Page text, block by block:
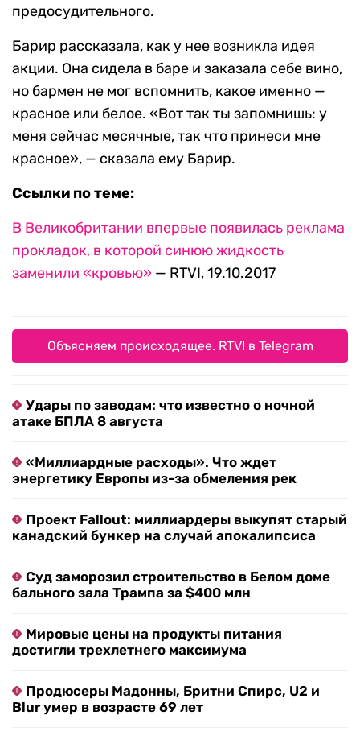
предосудительного.
Барир рассказала, как у нее возникла идея
акции. Она сидела в баре и заказала себе вино,
но бармен не мог вспомнить, какое именно —
красное или белое. «Вот так ты запомнишь: у
меня сейчас месячные, так что принеси мне
красное», — сказала ему Барир.
Ссылки по теме:
В Великобритании впервые появилась реклама
прокладок, в которой синюю жидкость
заменили «кровью» — RTVI, 19.10.2017
Объясняем происходящее. RTVI в Telegram
Удары по заводам: что известно о ночной
атаке БПЛА 8 августа
«Миллиардные расходы». Что ждет
энергетику Европы из-за обмеления рек
Проект Fallout: миллиардеры выкупят старый
канадский бункер на случай апокалипсиса
Суд заморозил строительство в Белом доме
бального зала Трампа за $400 млн
Мировые цены на продукты питания
достигли трехлетнего максимума
Продюсеры Мадонны, Бритни Спирс, U2 и
Blur умер в возрасте 69 лет